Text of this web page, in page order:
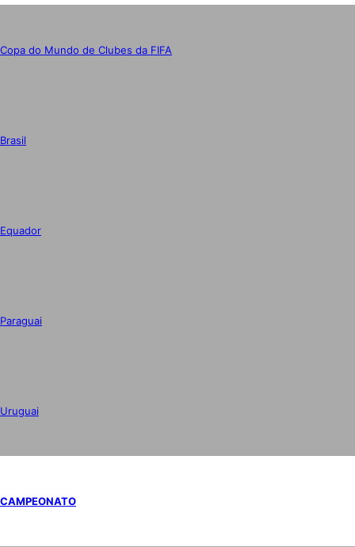
Copa do Mundo de Clubes da FIFA
Brasil
Equador
Paraguai
Uruguai
CAMPEONATO